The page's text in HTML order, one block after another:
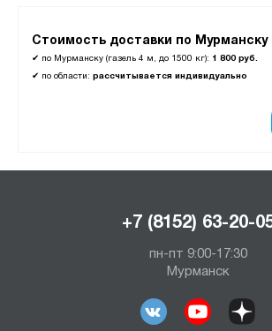
Стоимость доставки по Мурманску
✔ по Мурманску (газель 4 м, до 1500 кг): 1 800 руб.
✔ по области: рассчитывается индивидуально
+7 (8152) 63-20-
пн-пт 9:00-17:30
Мурманск